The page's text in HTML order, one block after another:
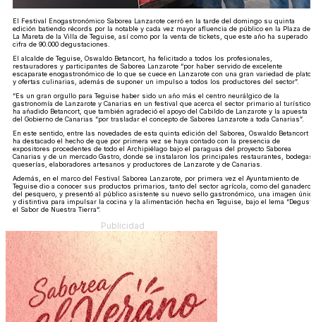
El Festival Enogastronómico Saborea Lanzarote cerró en la tarde del domingo su quinta
edición batiendo récords por la notable y cada vez mayor afluencia de público en la Plaza de
La Mareta de la Villa de Teguise, así como por la venta de tickets, que este año ha superado la
cifra de 90.000 degustaciones.
El alcalde de Teguise, Oswaldo Betancort, ha felicitado a todos los profesionales,
restauradores y participantes de Saborea Lanzarote “por haber servido de excelente
escaparate enogastronómico de lo que se cuece en Lanzarote con una gran variedad de platos
y ofertas culinarias, además de suponer un impulso a todos los productores del sector”.
“Es un gran orgullo para Teguise haber sido un año más el centro neurálgico de la
gastronomía de Lanzarote y Canarias en un festival que acerca el sector primario al turístico”,
ha añadido Betancort, que también agradeció el apoyo del Cabildo de Lanzarote y la apuesta
del Gobierno de Canarias “por trasladar el concepto de Saborea Lanzarote a toda Canarias”.
En este sentido, entre las novedades de esta quinta edición del Saborea, Oswaldo Betancort
ha destacado el hecho de que por primera vez se haya contado con la presencia de
expositores procedentes de todo el Archipiélago bajo el paraguas del proyecto Saborea
Canarias y de un mercado Gastro, donde se instalaron los principales restaurantes, bodegas,
queserías, elaboradores artesanos y productores de Lanzarote y de Canarias.
Además, en el marco del Festival Saborea Lanzarote, por primera vez el Ayuntamiento de
Teguise dio a conocer sus productos primarios, tanto del sector agrícola, como del ganadero y
del pesquero, y presentó al público asistente su nuevo sello gastronómico, una imagen única
y distintiva para impulsar la cocina y la alimentación hecha en Teguise, bajo el lema “Deguste
el Sabor de Nuestra Tierra“.
Publicidad